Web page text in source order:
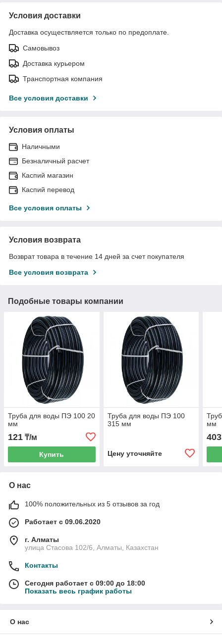
Условия доставки
Доставка осуществляется только по предоплате.
Самовывоз
Доставка курьером
Транспортная компания
Все условия доставки
Условия оплаты
Наличными
Безналичный расчет
Каспий магазин
Каспий перевод
Все условия оплаты
Условия возврата
Возврат товара в течение 14 дней за счет покупателя
Все условия возврата
Подобные товары компании
Труба для воды ПЭ 100 20
мм
121 ₸/м
Купить
Труба для воды ПЭ 100
315 мм
Цену уточняйте
мм
403
О нас
100% положительных из 5 отзывов за год
Работает с 09.06.2020
г. Алматы
улица Стасова 102/6, Алматы, Казахстан
Контакты
Сегодня работает с 09:00 до 18:00
Показать весь график работы
О нас